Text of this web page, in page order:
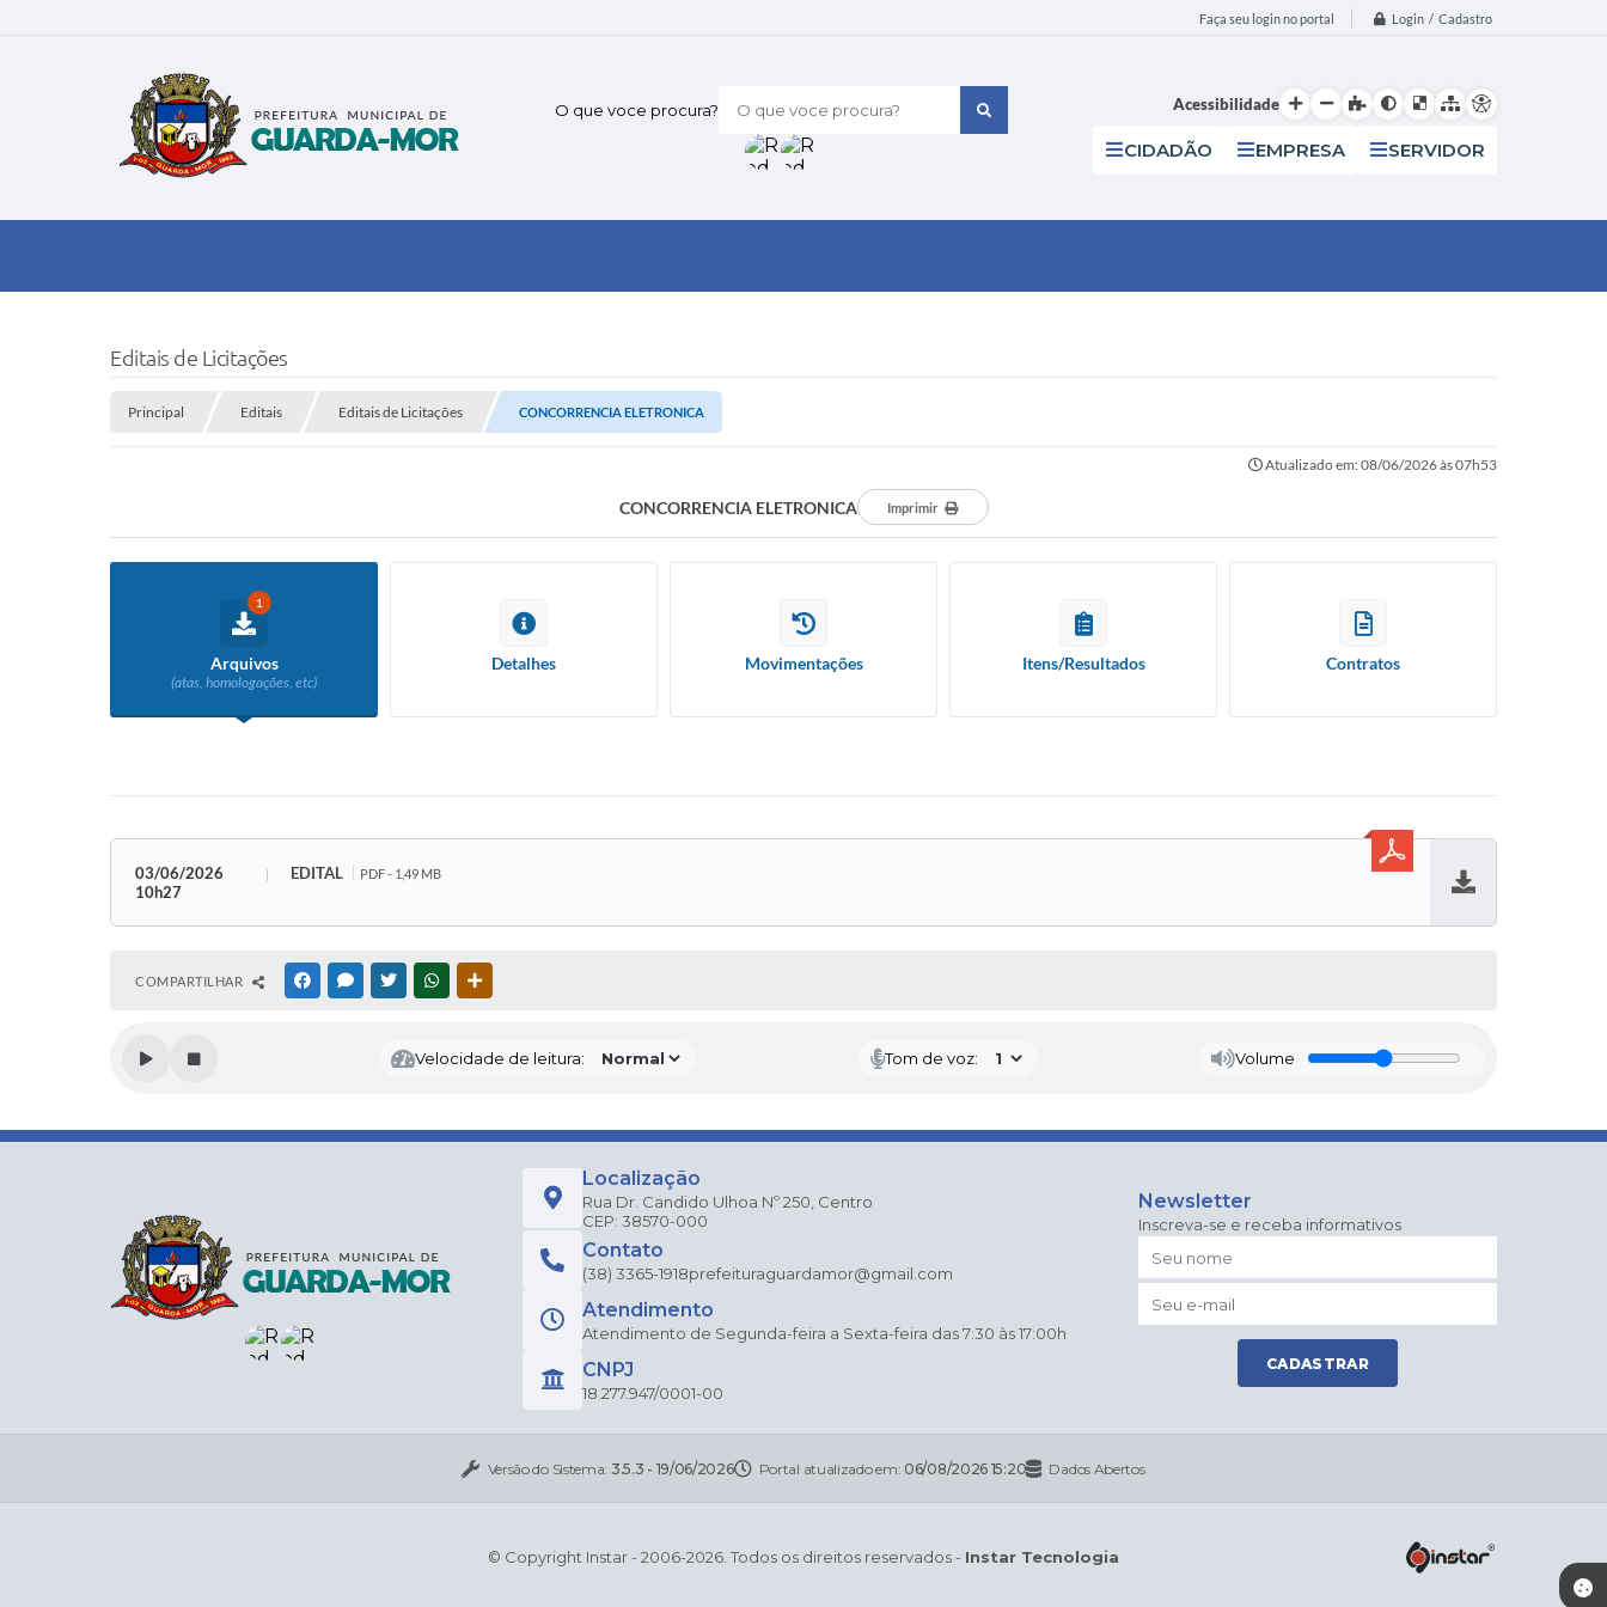
Faça seu login no portal Login / Cadastro
O que voce procura? Acessibilidade
CIDADÃO EMPRESA SERVIDOR
Editais de Licitações
Principal Editais Editais de Licitações CONCORRENCIA ELETRONICA
Atualizado em: 08/06/2026 às 07h53
CONCORRENCIA ELETRONICA Imprimir
1
Arquivos
(atas, homologações, etc)
Detalhes Movimentações Itens/Resultados Contratos
03/06/2026
10h27
EDITAL PDF - 1,49 MB
COMPARTILHAR FACEBOOKMESSENGER
TWITTERWHATSAPP
Velocidade de leitura: Tom de voz: Volume
Localização
Rua Dr. Candido Ulhoa Nº 250, Centro
CEP: 38570-000
Contato
(38) 3365-1918prefeituraguardamor@gmail.com
Atendimento
Atendimento de Segunda-feira a Sexta-feira das 7:30 às 17:00h
CNPJ
18.277.947/0001-00
Newsletter
Inscreva-se e receba informativos
CADASTRAR
Versão do Sistema: 3.5.3 - 19/06/2026 Portal atualizado em: 06/08/2026 15:20 Dados Abertos
© Copyright Instar - 2006-2026. Todos os direitos reservados - Instar Tecnologia